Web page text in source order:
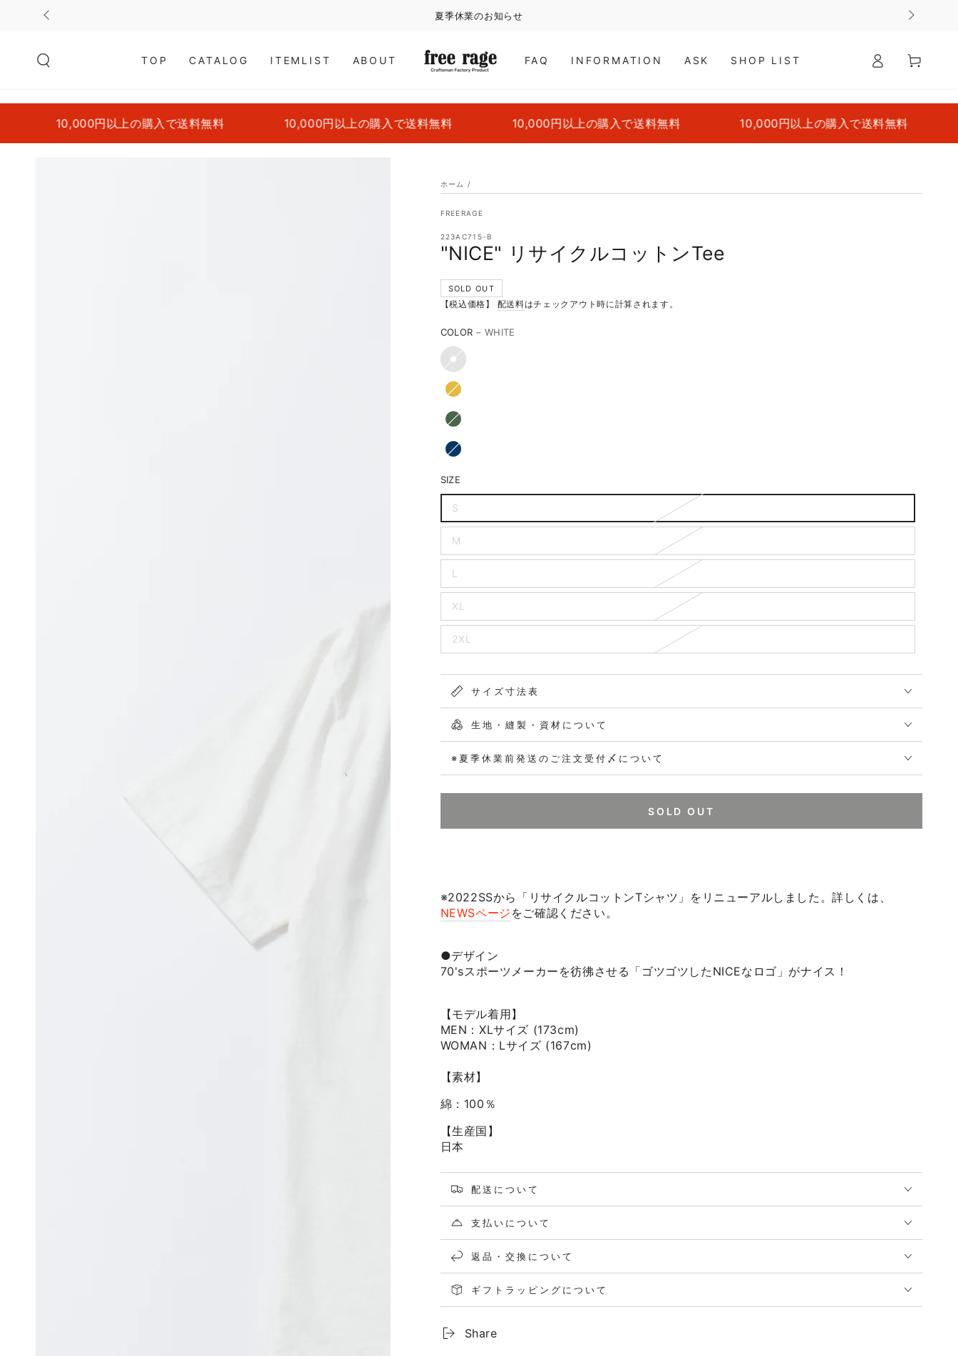
コンテンツにスキッ
プする
夏季休業のお知らせ
TOP CATALOG ITEMLIST ABOUT FAQ INFORMATION ASK SHOP LIST
イ
ー
10,000円以上の購入で送料無料 10,000円以上の購入で送料無料 10,000円以上の購入で送料無料 10,000円以上の購入で送料無料
ホーム /
FREERAGE
223AC715-B
"NICE" リサイクルコットンTee
SOLD OUT
【税込価格】 配送料はチェックアウト時に計算されます。
COLOR – WHITE
SIZE
S
M
L
XL
2XL
サイズ寸法表
生地・縫製・資材について
※夏季休業前発送のご注文受付〆について
SOLD OUT
※2022SSから「リサイクルコットンTシャツ」をリニューアルしました。詳しくは、
NEWSページ をご確認ください。
●デザイン
70'sスポーツメーカーを彷彿させる「ゴツゴツした NICEなロゴ 」がナイス！
【モデル着用】
MEN：XLサイズ (173cm)
WOMAN：Lサイズ (167cm)
【素材】
綿：100％
【生産国】
日本
配送について
支払いについて
返品・交換について
ギフトラッピングについて
Share